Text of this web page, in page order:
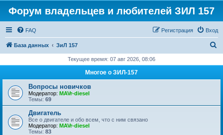
Форум владельцев и любителей ЗИЛ 157
FAQ Вход
Регистрация
База данных ЗиЛ 157
с
Текущее время: 07 авг 2026, 08:06
Многое о ЗИЛ-157
Вопросы новичков
Модератор: MAVr-diesel
Темы: 69
Двигатель
Все о двигателе и обо всем, что с ним связано
Модератор: MAVr-diesel
Темы: 83